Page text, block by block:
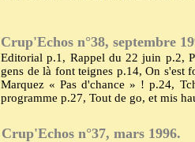
Crup'Echos n°38, septembre
Editorial p.1, Rappel du 22 juin p.2,
gens de là font teignes p.14, On s'est
Marquez « Pas d'chance » ! p.24,
programme p.27, Tout de go, et mis
Crup'Echos n°37, mars 1996.